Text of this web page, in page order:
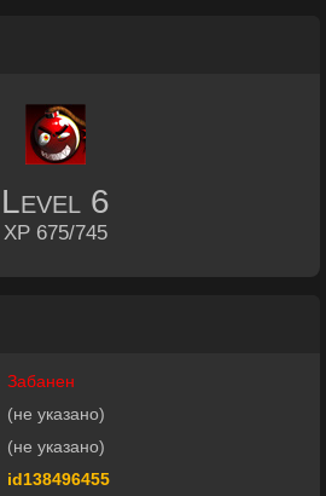
Level 6
XP 675/745
Забанен
(не указано)
(не указано)
id138496455